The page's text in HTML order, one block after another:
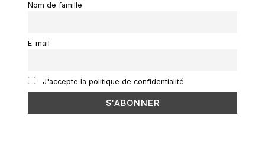
Nom de famille
E-mail
J'accepte la politique de confidentialité